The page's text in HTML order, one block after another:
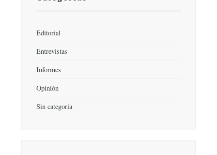
Editorial
Entrevistas
Informes
Opinión
Sin categoría